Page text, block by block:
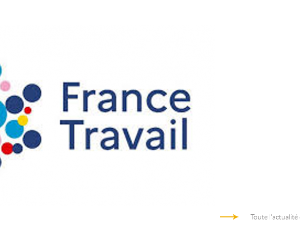
Toute l'actualité